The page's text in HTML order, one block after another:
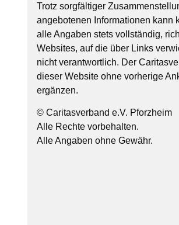
Trotz sorgfältiger
angebotenen Informationen kann
alle Angaben stets vollständig,
Websites, auf die über Links
nicht verantwortlich. Der
dieser Website ohne vorherige
ergänzen.
© Caritasverband e.V. Pforzheim
Alle Rechte vorbehalten.
Alle Angaben ohne Gewähr.